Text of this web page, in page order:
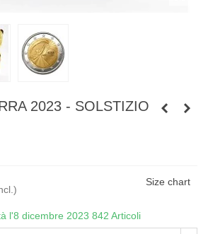
2023 - SOLSTIZIO
Size chart
l'8 dicembre 2023 842 Articoli